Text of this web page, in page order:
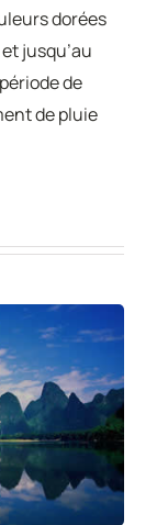
dorées
jusqu’au
de
de pluie